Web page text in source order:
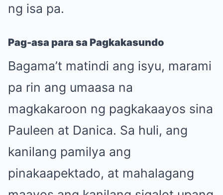
ng isa pa.
Pag-asa para sa Pagkakasundo
Bagama’t matindi ang isyu, marami
pa rin ang umaasa na
magkakaroon ng pagkakaayos sina
Pauleen at Danica. Sa huli, ang
kanilang pamilya ang
pinakaapektado, at mahalagang